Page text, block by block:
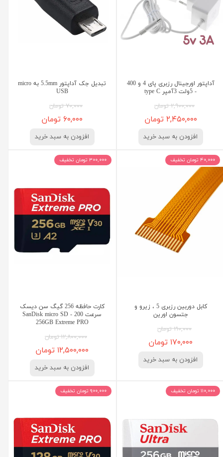
آداپتور اورجینال رزبری پای 4 و 400
- 5ولت 3آمپر type C
۲,۹۰۰,۰۰۰ تومان
۲,۴۵۰,۰۰۰ تومان
افزودن به سبد خرید
تبدیل جک آداپتور 5.5mm به micro
USB
۷۰,۰۰۰ تومان
۶۰,۰۰۰ تومان
افزودن به سبد خرید
کابل دوربین رزبری 5 ، زیرو و
جتسون اورین
۲۱۰,۰۰۰ تومان
۱۷۰,۰۰۰ تومان
افزودن به سبد خرید
۴۰,۰۰۰ تومان تخفیف
کارت حافظه 256 گیگ سن دیسک
سرعت 200 - SanDisk micro SD
256GB Extreme PRO
۱۲,۸۰۰,۰۰۰ تومان
۱۲,۵۰۰,۰۰۰ تومان
افزودن به سبد خرید
۳۰۰,۰۰۰ تومان تخفیف
۱۱۰,۰۰۰ تومان تخفیف ۹۰۰,۰۰۰ تومان تخفیف